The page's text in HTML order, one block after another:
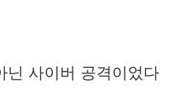
닌 사이버 공격이었다